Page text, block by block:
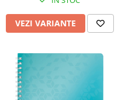
VEZI VARIANTE